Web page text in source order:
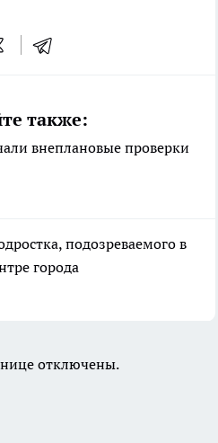
также:
внеплановые проверки
подозреваемого в
города
отключены.